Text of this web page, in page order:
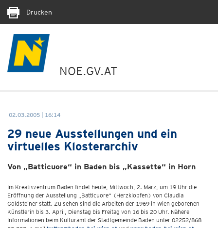
Drucken
NOE.GV.AT
02.03.2005 | 16:14
29 neue Ausstellungen und ein
virtuelles Klosterarchiv
Von „Batticuore“ in Baden bis „Kassette“ in Horn
Im Kreativzentrum Baden findet heute, Mittwoch, 2. März, um 19 Uhr die
Eröffnung der Ausstellung „Batticuore“ (Herzklopfen) von Claudia
Goldsteiner statt. Zu sehen sind die Arbeiten der 1969 in Wien geborenen
Künstlerin bis 3. April, Dienstag bis Freitag von 16 bis 20 Uhr. Nähere
Informationen beim Kulturamt der Stadtgemeinde Baden unter 02252/868